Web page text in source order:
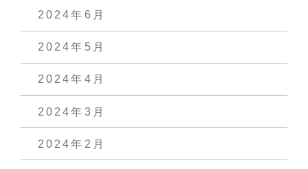
2024年6月
2024年5月
2024年4月
2024年3月
2024年2月